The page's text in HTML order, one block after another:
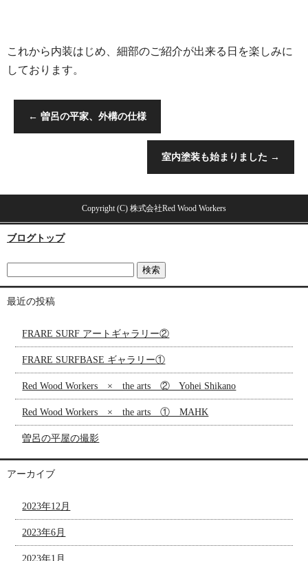
これから内装はじめ、細部のご紹介が出来る日を楽しみに
しております。
← 曽呂の平家、外構の仕様
室内塗装も始まりました →
Copyright (C) 株式会社Red Wood Workers
ブログトップ
最近の投稿
FRARE SURF アートギャラリー②
FRARE SURFBASE ギャラリー①
Red Wood Workers × the arts ② Yohei Shikano
Red Wood Workers × the arts ① MAHK
曽呂の平屋の撮影
アーカイブ
2023年12月
2023年6月
2023年1月